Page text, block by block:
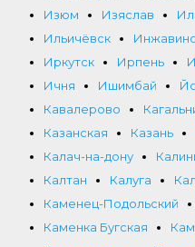
Изюм
Изяслав
Ильичёвск
Иркутск
Ирпень
Ичня
Ишимбай
Кавалерово
Казанская
Казань
Калач-на-дону
Калтан
Калуга
Каменец-Подольский
Каменка Бугская